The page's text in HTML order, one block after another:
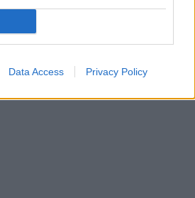
Data Access Privacy Policy